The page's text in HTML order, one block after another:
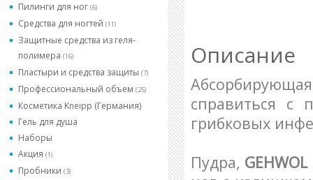
Пилинги для ног (6)
Средства для ногтей (11)
Защитные средства из геля-
полимера (16)
Пластыри и средства защиты (7)
Профессиональный объем (25)
Косметика Kneipp (Германия)
Гель для душа
Наборы
Акция (1)
Пробники (3)
Описание
справиться с
грибковых
Пудра,